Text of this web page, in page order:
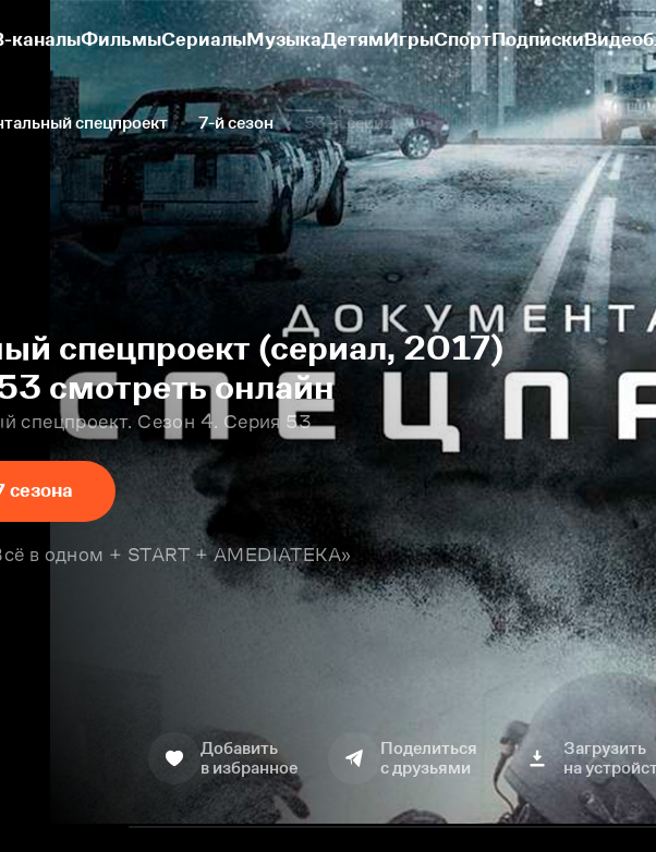
каналыФильмыСериалыМузыкаДетямИгрыСпортПодписки
спецпроект 7-й сезон 53-я серия
спецпроект (сериал, 2017)
смотреть онлайн
спецпроект. Сезон 4. Серия 53
в одном + START + AMEDIATEKA»
Добавить
в избранное
Поделиться
с друзьями
Загрузить
на